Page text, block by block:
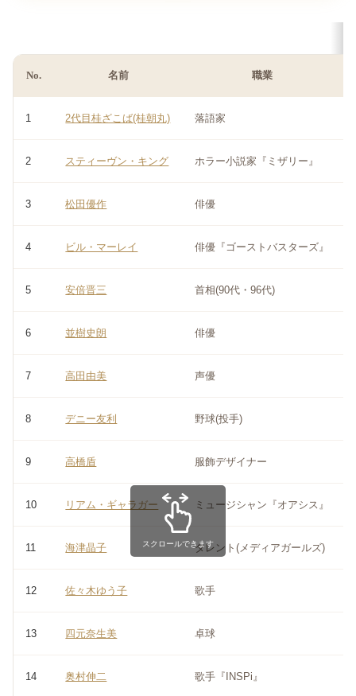
No. 名前 職業
1 2代目桂ざこば(桂朝丸) 落語家
2 スティーヴン・キング ホラー小説家『ミザリー』
3 松田優作 俳優
4 ビル・マーレイ 俳優『ゴーストバスターズ』
5 安倍晋三 首相(90代・96代)
6 並樹史朗 俳優
7 高田由美 声優
8 デニー友利 野球(投手)
9 高橋盾 服飾デザイナー
10 リアム・ギャラガー ミュージシャン『オアシス』
11 海津晶子 タレント(メディアガールズ)
12 佐々木ゆう子 歌手
13 四元奈生美 卓球
14 奥村伸二 歌手『INSPi』
スクロールできます